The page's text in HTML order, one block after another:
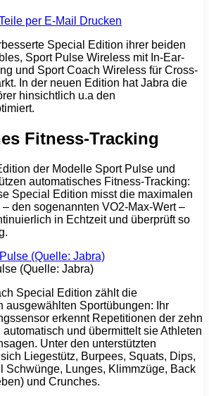
per E-Mail
Drucken
Special Edition ihrer beiden
Sport Pulse Wireless mit In-Ear-
und Sport Coach Wireless für Cross-
In der neuen Edition hat Jabra die
hinsichtlich u.a den
Fitness-Tracking
der Modelle Sport Pulse und
automatisches Fitness-Tracking:
Special Edition misst die maximalen
den sogenannten VO2-Max-Wert –
in Echtzeit und überprüft so
(Quelle: Jabra)
Special Edition zählt die
ausgewählten Sportübungen: Ihr
erkennt Repetitionen der zehn
und übermittelt sie Athleten
Unter den unterstützten
Liegestütz, Burpees, Squats, Dips,
Schwünge, Lunges, Klimmzüge, Back
und Crunches.